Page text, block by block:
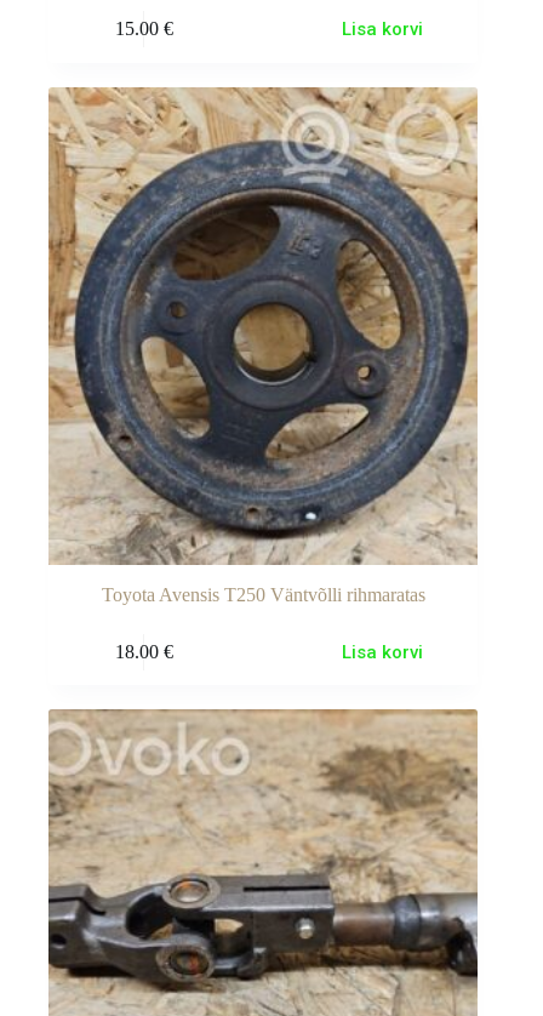
15.00 € Lisa korvi
Toyota Avensis T250 Väntvõlli rihmaratas
18.00 € Lisa korvi